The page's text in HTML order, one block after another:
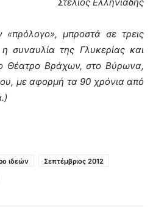
μπροστά σε τρεις
η συναυλία της Γλυκερίας και
Θέατρο Βράχων, στο Βύρωνα,
με αφορμή τα 90 χρόνια από
ιδεών
Σεπτέμβριος 2012